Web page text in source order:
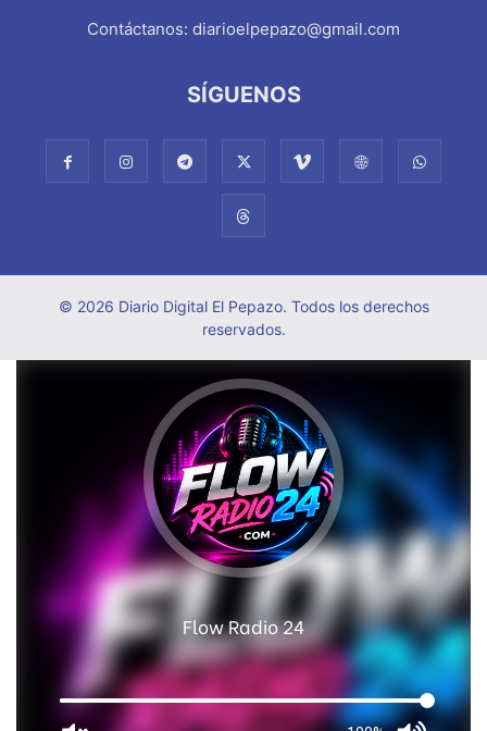
Contáctanos: diarioelpepazo@gmail.com
SÍGUENOS
© 2026 Diario Digital El Pepazo. Todos los derechos
reservados.